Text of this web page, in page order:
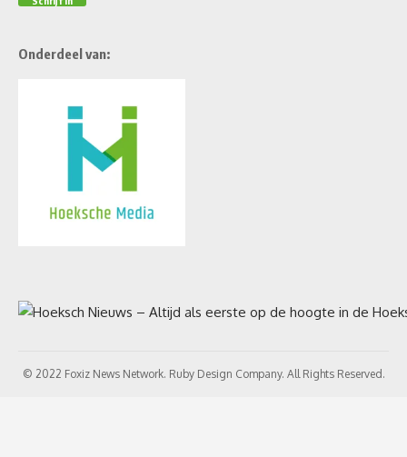
Onderdeel van:
© 2022 Foxiz News Network. Ruby Design Company. All Rights Reserved.